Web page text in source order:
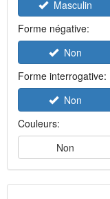
Masculin
Forme négative:
Non
Forme interrogative:
Non
Couleurs:
Non